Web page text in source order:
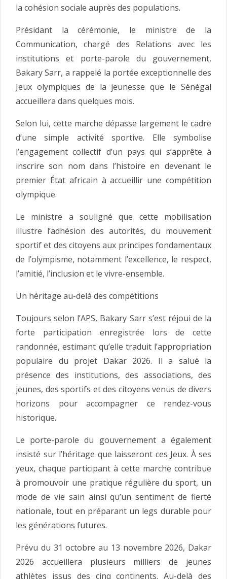
la cohésion sociale auprès des populations.
Présidant la cérémonie, le ministre de la
Communication, chargé des Relations avec les
institutions et porte-parole du gouvernement,
Bakary Sarr, a rappelé la portée exceptionnelle des
Jeux olympiques de la jeunesse que le Sénégal
accueillera dans quelques mois.
Selon lui, cette marche dépasse largement le cadre
d’une simple activité sportive. Elle symbolise
l’engagement collectif d’un pays qui s’apprête à
inscrire son nom dans l’histoire en devenant le
premier État africain à accueillir une compétition
olympique.
Le ministre a souligné que cette mobilisation
illustre l’adhésion des autorités, du mouvement
sportif et des citoyens aux principes fondamentaux
de l’olympisme, notamment l’excellence, le respect,
l’amitié, l’inclusion et le vivre-ensemble.
Un héritage au-delà des compétitions
Toujours selon l’APS, Bakary Sarr s’est réjoui de la
forte participation enregistrée lors de cette
randonnée, estimant qu’elle traduit l’appropriation
populaire du projet Dakar 2026. Il a salué la
présence des institutions, des associations, des
jeunes, des sportifs et des citoyens venus de divers
horizons pour accompagner ce rendez-vous
historique.
Le porte-parole du gouvernement a également
insisté sur l’héritage que laisseront ces Jeux. À ses
yeux, chaque participant à cette marche contribue
à promouvoir une pratique régulière du sport, un
mode de vie sain ainsi qu’un sentiment de fierté
nationale, tout en préparant un legs durable pour
les générations futures.
Prévu du 31 octobre au 13 novembre 2026, Dakar
2026 accueillera plusieurs milliers de jeunes
athlètes issus des cinq continents. Au-delà des